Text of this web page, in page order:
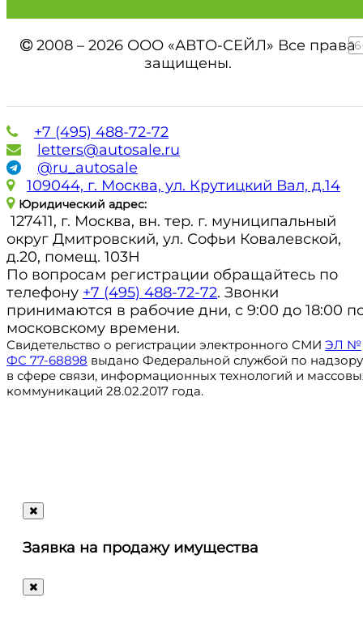
2008 – 2026 ООО «АВТО-СЕЙЛ» Все права
защищены.
+7 (495) 488-72-72
letters@autosale.ru
@ru_autosale
109044, г. Москва, ул. Крутицкий Вал, д.14
Юридический адрес:
127411, г. Москва, вн. тер. г. муниципальный
округ Дмитровский, ул. Софьи Ковалевской,
д.20, помещ. 103Н
По вопросам регистрации обращайтесь по
телефону +7 (495) 488-72-72. Звонки
принимаются в рабочие дни, с 9:00 до 18:00
московскому времени.
Свидетельство о регистрации электронного СМИ ЭЛ №
ФС 77-68898 выдано Федеральной службой по надзору
в сфере связи, информационных технологий и
коммуникаций 28.02.2017 года.
letters@autosale.ru
Ответим
Заявка на продажу имущества